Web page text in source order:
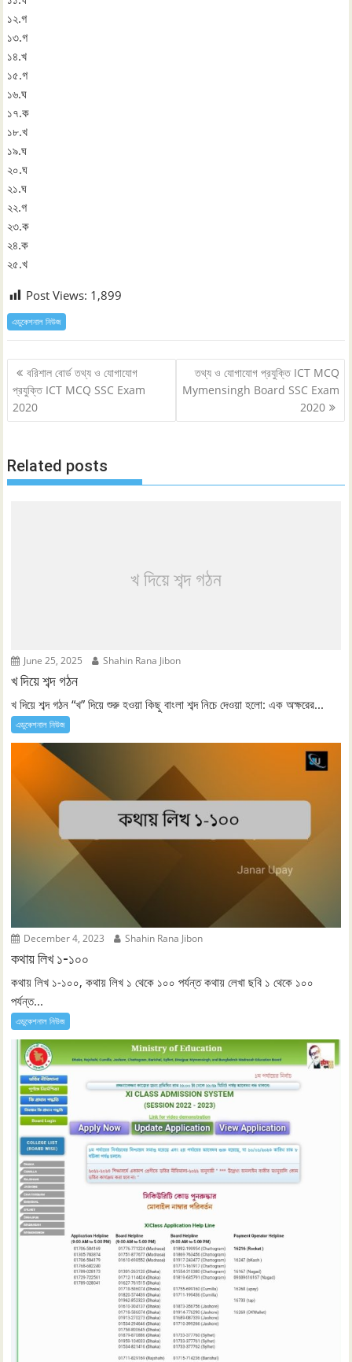
১২.গ
১৩.গ
১৪.খ
১৫.গ
১৬.ঘ
১৭.ক
১৮.খ
১৯.ঘ
২০.ঘ
২১.ঘ
২২.গ
২৩.ক
২৪.ক
২৫.খ
Post Views: 1,899
এডুকেশনাল নিউজ
Post
navigation
বরিশাল বোর্ড তথ্য ও যোগাযোগ
প্রযুক্তি ICT MCQ SSC Exam
2020
তথ্য ও যোগাযোগ প্রযুক্তি ICT MCQ
Mymensingh Board SSC Exam
2020
Related posts
খ দিয়ে শব্দ গঠন
June 25, 2025 Shahin Rana Jibon
খ দিয়ে শব্দ গঠন
খ দিয়ে শব্দ গঠন “খ” দিয়ে শুরু হওয়া কিছু বাংলা শব্দ নিচে দেওয়া হলো: এক অক্ষরের...
এডুকেশনাল নিউজ
December 4, 2023 Shahin Rana Jibon
কথায় লিখ ১-১০০
কথায় লিখ ১-১০০, কথায় লিখ ১ থেকে ১০০ পর্যন্ত কথায় লেখা ছবি ১ থেকে ১০০
পর্যন্ত...
এডুকেশনাল নিউজ